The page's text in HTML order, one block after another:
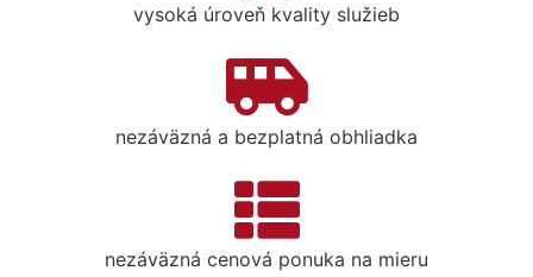
vysoká úroveň kvality služieb
nezáväzná a bezplatná obhliadka
nezáväzná cenová ponuka na mieru